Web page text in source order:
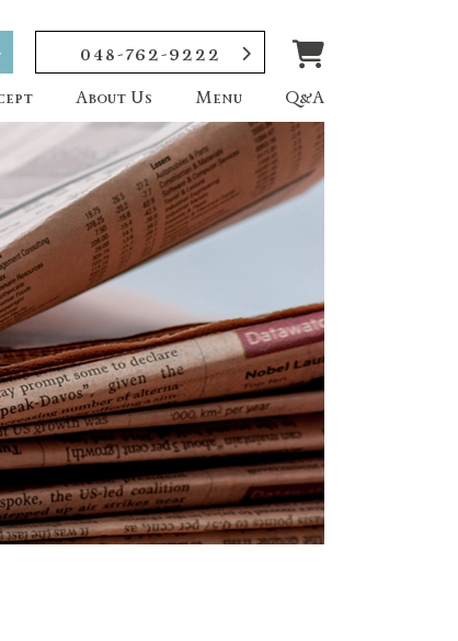
048-762-9222
About Us Menu Q&A